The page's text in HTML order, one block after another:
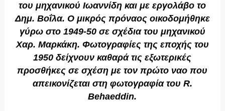
του μηχανικού Ιωαννίδη και με εργολάβο το
Δημ. Βοΐλα. Ο μικρός πρόναος οικοδομήθηκε
γύρω στο 1949-50 σε σχέδια του μηχανικού
Χαρ. Μαρκάκη. Φωτογραφίες της εποχής του
1950 δείχνουν καθαρά τις εξωτερικές
προσθήκες σε σχέση με τον πρώτο ναο που
απεικονίζεται στη φωτογραφία του R.
Behaeddin.